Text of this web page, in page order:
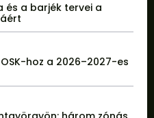
és a barjék tervei a
hoz a 2026–2027-es